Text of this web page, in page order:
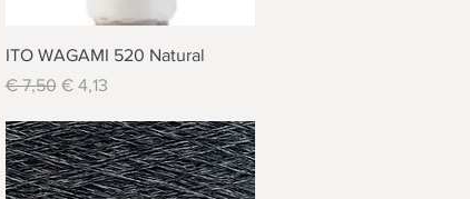
Schnellansicht
ITO WAGAMI 520 Natural
Standardpreis
€ 7,50 Sale-Preis
€ 4,13